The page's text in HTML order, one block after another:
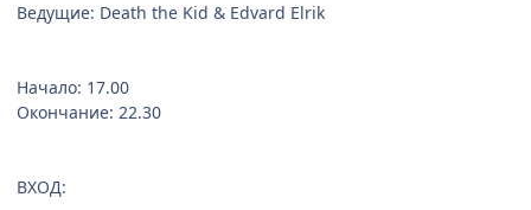
Ведущие: Death the Kid & Edvard Elrik
Начало: 17.00
Окончание: 22.30
ВХОД: